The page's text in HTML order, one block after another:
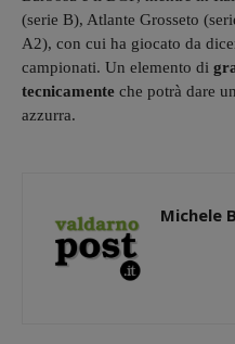
(serie B), Atlante Grosseto
A2), con cui ha giocato da
campionati. Un elemento di
tecnicamente che potrà dare
azzurra.
Michele